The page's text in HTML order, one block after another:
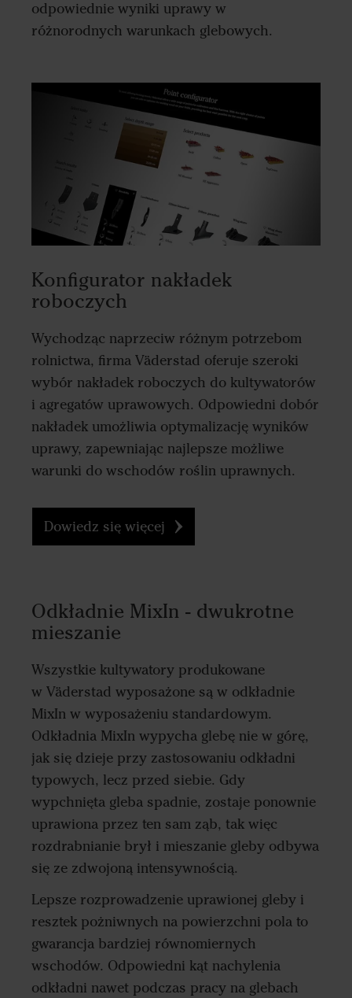
odpowiednie wyniki uprawy w
różnorodnych warunkach glebowych.
Konfigurator nakładek
roboczych
Wychodząc naprzeciw różnym potrzebom
rolnictwa, firma Väderstad oferuje szeroki
wybór nakładek roboczych do kultywatorów
i agregatów uprawowych. Odpowiedni dobór
nakładek umożliwia optymalizację wyników
uprawy, zapewniając najlepsze możliwe
warunki do wschodów roślin uprawnych.
Dowiedz się więcej
Odkładnie MixIn - dwukrotne
mieszanie
Wszystkie kultywatory produkowane
w Väderstad wyposażone są w odkładnie
MixIn w wyposażeniu standardowym.
Odkładnia MixIn wypycha glebę nie w górę,
jak się dzieje przy zastosowaniu odkładni
typowych, lecz przed siebie. Gdy
wypchnięta gleba spadnie, zostaje ponownie
uprawiona przez ten sam ząb, tak więc
rozdrabnianie brył i mieszanie gleby odbywa
się ze zdwojoną intensywnością.
Lepsze rozprowadzenie uprawionej gleby i
resztek pożniwnych na powierzchni pola to
gwarancja bardziej równomiernych
wschodów. Odpowiedni kąt nachylenia
odkładni nawet podczas pracy na glebach